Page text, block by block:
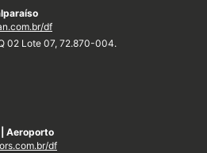
df
02 Lote 07, 72.870-004.
Aeroporto
df